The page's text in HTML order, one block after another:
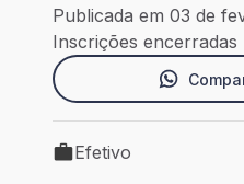
Publicada em 03 de
Inscrições encerradas
Tipo de vaga: Efetivo
Efetivo